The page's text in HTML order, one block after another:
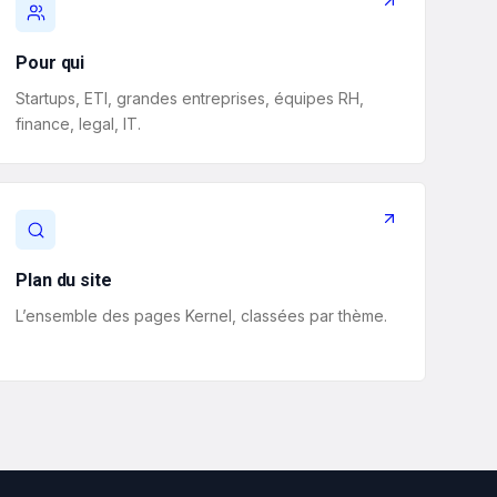
Pour qui
Startups, ETI, grandes entreprises, équipes RH,
finance, legal, IT.
Plan du site
L’ensemble des pages Kernel, classées par thème.